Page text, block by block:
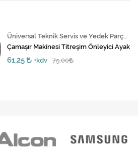
Üniversal Teknik Servis ve Yedek Parça Hizmetleri
Çamaşır Makinesi Titreşim Önleyici Ayak
61,25 +kdv 75,00